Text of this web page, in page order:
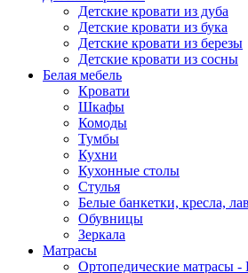
Детские кровати из дуба
Детские кровати из бука
Детские кровати из березы
Детские кровати из сосны
Белая мебель
Кровати
Шкафы
Комоды
Тумбы
Кухни
Кухонные столы
Стулья
Белые банкетки, кресла,
Обувницы
Зеркала
Матрасы
Ортопедические матрасы